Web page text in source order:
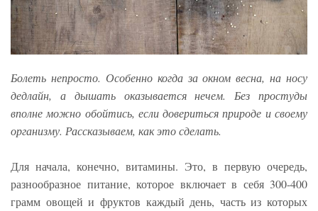
Болеть непросто. Особенно когда за окном весна, на носу
дедлайн, а дышать оказывается нечем. Без простуды
вполне можно обойтись, если довериться природе и своему
организму. Рассказываем, как это сделать.
Для начала, конечно, витамины. Это, в первую очередь,
разнообразное питание, которое включает в себя 300-400
грамм овощей и фруктов каждый день, часть из которых